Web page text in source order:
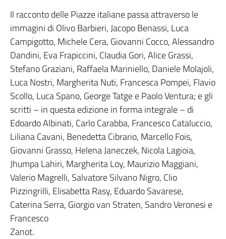
Il racconto delle Piazze italiane passa attraverso le
immagini di Olivo Barbieri, Jacopo Benassi, Luca
Campigotto, Michele Cera, Giovanni Cocco, Alessandro
Dandini, Eva Frapiccini, Claudia Gori, Alice Grassi,
Stefano Graziani, Raffaela Mariniello, Daniele Molajoli,
Luca Nostri, Margherita Nuti, Francesca Pompei, Flavio
Scollo, Luca Spano, George Tatge e Paolo Ventura; e gli
scritti – in questa edizione in forma integrale – di
Edoardo Albinati, Carlo Carabba, Francesco Cataluccio,
Liliana Cavani, Benedetta Cibrario, Marcello Fois,
Giovanni Grasso, Helena Janeczek, Nicola Lagioia,
Jhumpa Lahiri, Margherita Loy, Maurizio Maggiani,
Valerio Magrelli, Salvatore Silvano Nigro, Clio
Pizzingrilli, Elisabetta Rasy, Eduardo Savarese,
Caterina Serra, Giorgio van Straten, Sandro Veronesi e
Francesco
Zanot.